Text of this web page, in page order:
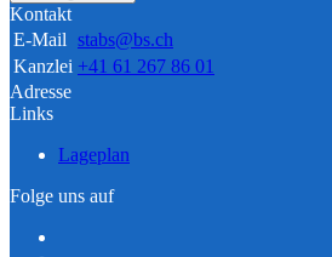
Kontakt
E-Mail stabs@bs.ch
Kanzlei +41 61 267 86 01
Adresse
Links
Lageplan
Folge uns auf